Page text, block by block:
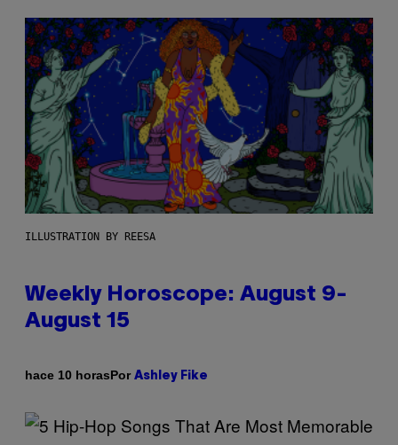
ILLUSTRATION BY REESA
Weekly Horoscope: August 9-
August 15
hace 10 horasPor Ashley Fike